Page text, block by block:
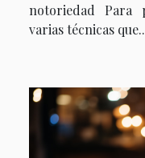
notoriedad Para
varias técnicas